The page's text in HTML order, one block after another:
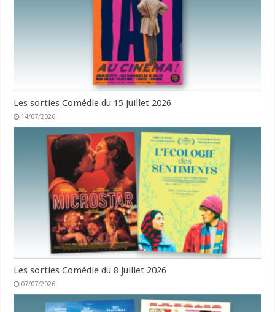
Les sorties Comédie du 15 juillet 2026
14/07/2026
Les sorties Comédie du 8 juillet 2026
07/07/2026